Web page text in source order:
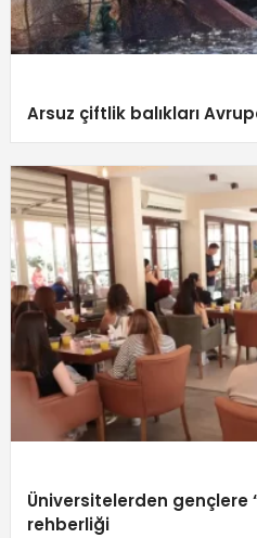
Arsuz çiftlik balıkları
Üniversitelerden gençlere
rehberliği